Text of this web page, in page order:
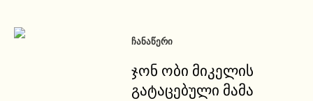
ᲩᲐᲜᲐᲬᲔᲠᲘ
ჯონ ობი მიკელის
გატაცებული მამა